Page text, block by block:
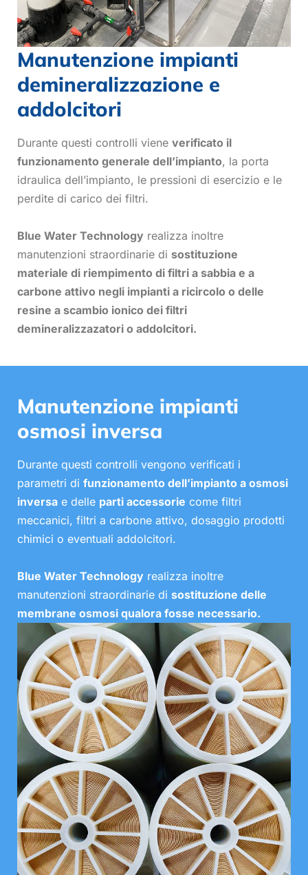
Manutenzione impianti
demineralizzazione e
addolcitori
Durante questi controlli viene verificato il
funzionamento generale dell’impianto, la porta
idraulica dell’impianto, le pressioni di esercizio e le
perdite di carico dei filtri.
Blue Water Technology realizza inoltre
manutenzioni straordinarie di sostituzione
materiale di riempimento di filtri a sabbia e a
carbone attivo negli impianti a ricircolo o delle
resine a scambio ionico dei filtri
demineralizzazatori o addolcitori.
Manutenzione impianti
osmosi inversa
Durante questi controlli vengono verificati i
parametri di funzionamento dell’impianto a osmosi
inversa e delle parti accessorie come filtri
meccanici, filtri a carbone attivo, dosaggio prodotti
chimici o eventuali addolcitori.
Blue Water Technology realizza inoltre
manutenzioni straordinarie di sostituzione delle
membrane osmosi qualora fosse necessario.